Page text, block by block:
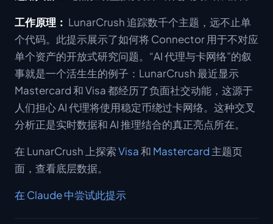
工作原理： LunarCrush 追踪数千个主题，远不止单
个代码。此提示展示了如何将 Connector 用于不对应
单个资产的开放式研究问题。“AI 代理与卡网络”的叙
事就是一个活生生的例子：LunarCrush 最近显示
Mastercard 和 Visa 都经历了负面社交动能，这源于
人们担心 AI 代理将使用稳定币绕过卡网络。这种交叉
分析正是实时数据和 AI 推理结合的真正亮点所在。
在 LunarCrush 上探索Visa和 Mastercard 主题页
面，查看底层数据。
在 Claude 中尝试此提示